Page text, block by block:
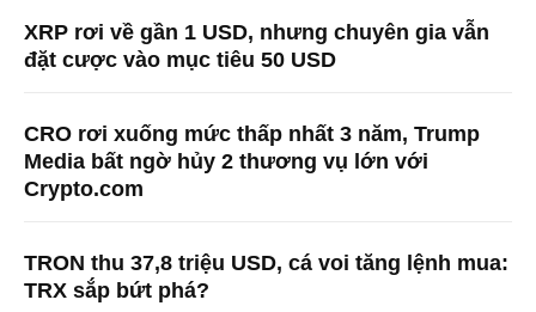
XRP rơi về gần 1 USD, nhưng chuyên gia vẫn
đặt cược vào mục tiêu 50 USD
CRO rơi xuống mức thấp nhất 3 năm, Trump
Media bất ngờ hủy 2 thương vụ lớn với
Crypto.com
TRON thu 37,8 triệu USD, cá voi tăng lệnh mua:
TRX sắp bứt phá?